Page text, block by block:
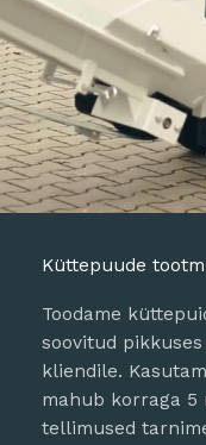
Küttepuude
Toodame
soovitud
kliendile.
mahub korraga 5
tellimused